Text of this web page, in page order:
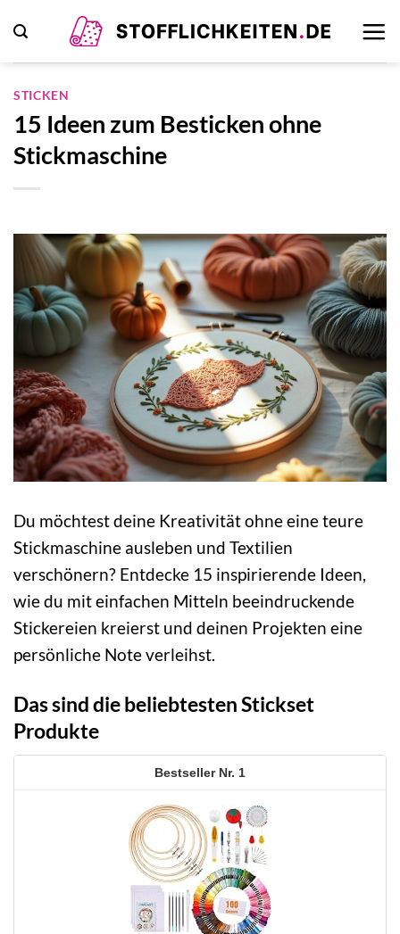
Inhalt
springen
STICKEN
15 Ideen zum Besticken ohne
Stickmaschine
Du möchtest deine Kreativität ohne eine teure
Stickmaschine ausleben und Textilien
verschönern? Entdecke 15 inspirierende Ideen,
wie du mit einfachen Mitteln beeindruckende
Stickereien kreierst und deinen Projekten eine
persönliche Note verleihst.
Das sind die beliebtesten Stickset
Produkte
1